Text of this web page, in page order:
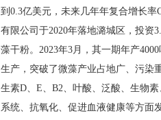
到0.3亿美元，未来几年年复合增长
有限公司于2020年落地潞城区，投资
藻干粉。2023年3月，其一期年产
生产，突破了微藻产业占地广、污染
生素D、E、B2、叶酸、泛酸、生物
系统、抗氧化、促进血液健康等方面